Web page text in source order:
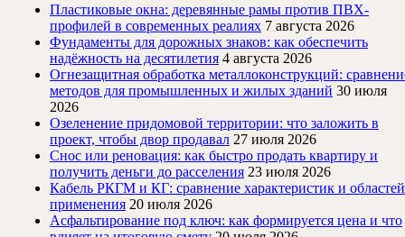
Пластиковые окна: деревянные рамы против ПВХ-
профилей в современных реалиях 7 августа 2026
Фундаменты для дорожных знаков: как обеспечить
надёжность на десятилетия 4 августа 2026
Огнезащитная обработка металлоконструкций:
методов для промышленных и жилых зданий 30 июля
2026
Озеленение придомовой территории: что заложить в
проект, чтобы двор продавал 27 июля 2026
Снос или реновация: как быстро продать квартиру и
получить деньги до расселения 23 июля 2026
Кабель РКГМ и КГ: сравнение характеристик и областей
применения 20 июля 2026
Асфальтирование под ключ: как формируется цена и что